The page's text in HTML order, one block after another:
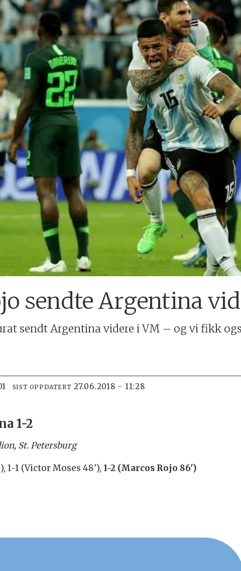
sendte Argentina
sendt Argentina videre i VM – og vi fikk
SIST OPPDATERT 27.06.2018 - 11:28
1-2
St. Petersburg
1-1 (Victor Moses 48′),1-2 (Marcos Rojo 86′)